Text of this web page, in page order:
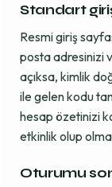
Standart
Resmi giriş
posta adresinizi
açıksa, kimlik
ile gelen kodu
hesap özetinizi
etkinlik olup
Oturumu